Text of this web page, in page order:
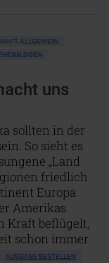
ALLGEMEIN
uns
sollten in der
So sieht es
„Land
friedlich
Europa
Amerikas
Kraft beflügelt,
schon immer
AUSGABE BESTELLEN